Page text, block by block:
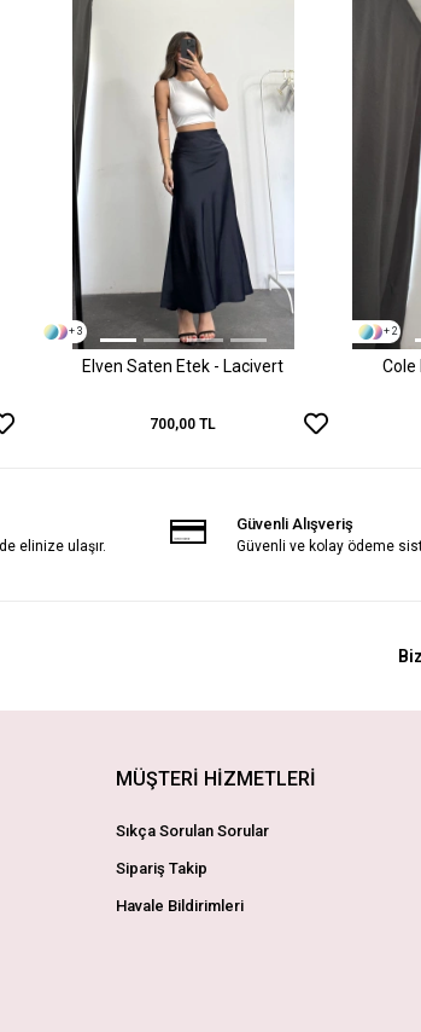
+ 3
Elven Saten Etek - Lacivert
700,00 TL
+ 2
Cole
elinize ulaşır.
Güvenli Alışveriş
Güvenli ve kolay ödeme
MÜŞTERİ HİZMETLERİ
Sıkça Sorulan Sorular
Sipariş Takip
Havale Bildirimleri